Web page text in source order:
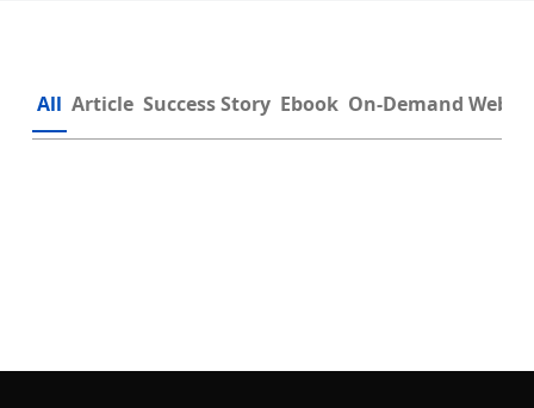
All Article Success Story Ebook On-Demand